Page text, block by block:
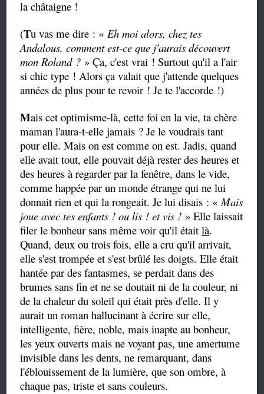
la châtaigne !
(Tu vas me dire : «Eh moi alors, chez tes
Andalous, comment est-ce que j'aurais découvert
mon Roland ? » Ça, c'est vrai ! Surtout qu'il a l'air
si chic type ! Alors ça valait que j'attende quelques
années de plus pour te revoir ! Je te l'accorde !)
Mais cet optimisme-là, cette foi en la vie, ta chère
maman l'aura-t-elle jamais ? Je le voudrais tant
pour elle. Mais on est comme on est. Jadis, quand
elle avait tout, elle pouvait déjà rester des heures et
des heures à regarder par la fenêtre, dans le vide,
comme happée par un monde étrange qui ne lui
donnait rien et qui la rongeait. Je lui disais : «Mais
joue avec tes enfants ! ou lis ! et vis ! » Elle laissait
filer le bonheur sans même voir qu'il étaitlà.
Quand, deux ou trois fois, elle a cru qu'il arrivait,
elle s'est trompée et s'est brûlé les doigts. Elle était
hantée par des fantasmes, se perdait dans des
brumes sans fin et ne se doutait ni de la couleur, ni
de la chaleur du soleil qui était près d'elle. Il y
aurait un roman hallucinant à écrire sur elle,
intelligente, fière, noble, mais inapte au bonheur,
les yeux ouverts mais ne voyant pas, une amertume
invisible dans les dents, ne remarquant, dans
l'éblouissement de la lumière, que son ombre, à
chaque pas, triste et sans couleurs.